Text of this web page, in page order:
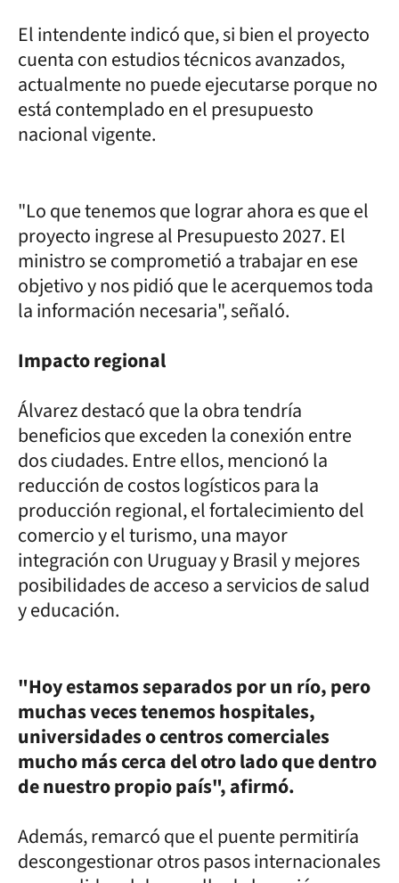
El intendente indicó que, si bien el proyecto
cuenta con estudios técnicos avanzados,
actualmente no puede ejecutarse porque no
está contemplado en el presupuesto
nacional vigente.
"Lo que tenemos que lograr ahora es que el
proyecto ingrese al Presupuesto 2027. El
ministro se comprometió a trabajar en ese
objetivo y nos pidió que le acerquemos toda
la información necesaria", señaló.
Impacto regional
Álvarez destacó que la obra tendría
beneficios que exceden la conexión entre
dos ciudades. Entre ellos, mencionó la
reducción de costos logísticos para la
producción regional, el fortalecimiento del
comercio y el turismo, una mayor
integración con Uruguay y Brasil y mejores
posibilidades de acceso a servicios de salud
y educación.
"Hoy estamos separados por un río, pero
muchas veces tenemos hospitales,
universidades o centros comerciales
mucho más cerca del otro lado que dentro
de nuestro propio país", afirmó.
Además, remarcó que el puente permitiría
descongestionar otros pasos internacionales